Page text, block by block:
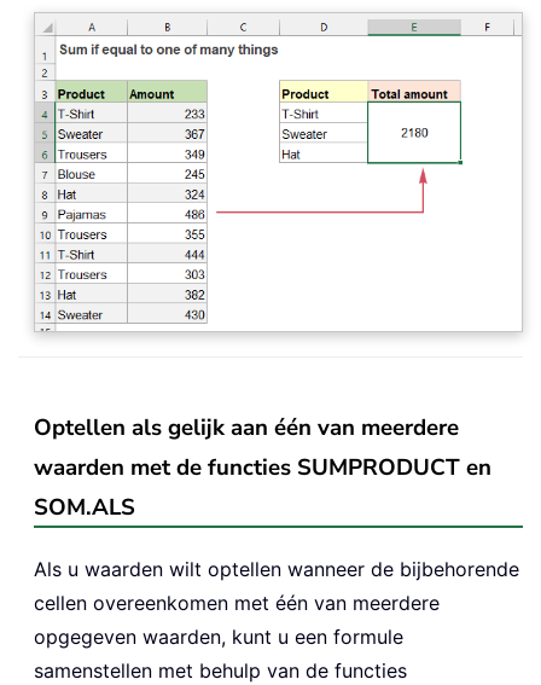
Optellen als gelijk aan één van meerdere
waarden met de functies SUMPRODUCT en
SOM.ALS
Als u waarden wilt optellen wanneer de bijbehorende
cellen overeenkomen met één van meerdere
opgegeven waarden, kunt u een formule
samenstellen met behulp van de functies